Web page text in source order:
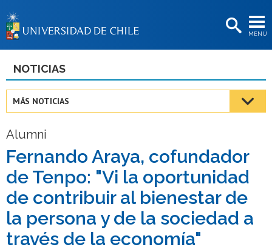
MENÚ
BIBLIOTECAS
Estudiantes
Funcionarias/os
Egresadas/os
NOTICIAS
MÁS NOTICIAS
Alumni
Fernando Araya, cofundador
de Tenpo: "Vi la oportunidad
de contribuir al bienestar de
la persona y de la sociedad a
través de la economía"